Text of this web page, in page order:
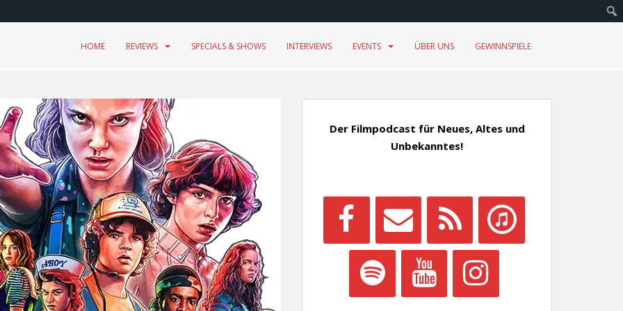
HOME REVIEWS SPECIALS & SHOWS INTERVIEWS EVENTS ÜBER UNS GEWINNSPIELE
Der Filmpodcast für Neues, Altes und
Unbekanntes!